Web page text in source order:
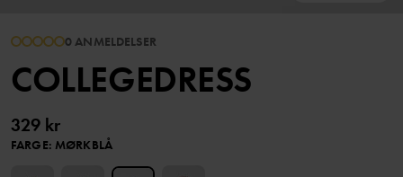
0 ANMELDELSER
COLLEGEDRESS
329 kr
FARGE: MØRKBLÅ